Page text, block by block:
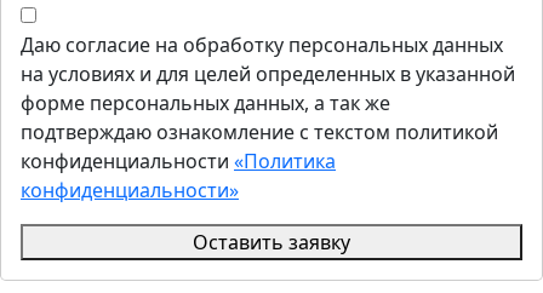
Даю согласие на обработку персональных данных
на условиях и для целей определенных в указанной
форме персональных данных, а так же
подтверждаю ознакомление с текстом политикой
конфиденциальности «Политика
конфиденциальности»
Оставить заявку